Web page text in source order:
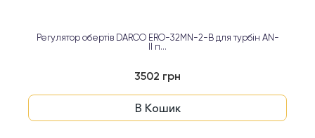
Регулятор обертів DARCO ERO-32MN-2-B для турбін AN-
II п...
3502 грн
В Кошик